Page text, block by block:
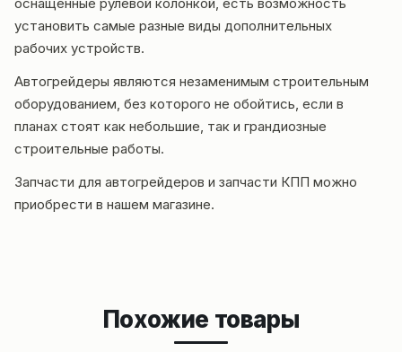
установить самые разные виды дополнительных
рабочих устройств.
Автогрейдеры являются незаменимым строительным
оборудованием, без которого не обойтись, если в
планах стоят как небольшие, так и грандиозные
строительные работы.
Запчасти для автогрейдеров и запчасти КПП можно
приобрести в нашем магазине.
Похожие товары